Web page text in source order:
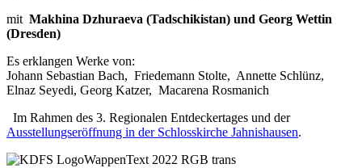
mit Makhina Dzhuraeva (Tadschikistan) und Georg Wettin
(Dresden)
Es erklangen Werke von:
Johann Sebastian Bach, Friedemann Stolte, Annette Schlünz,
Elnaz Seyedi, Georg Katzer, Macarena Rosmanich
Im Rahmen des 3. Regionalen Entdeckertages und der
Ausstellungseröffnung in der Schlosskirche Jahnishausen.